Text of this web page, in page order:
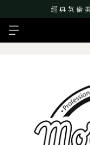
經 典 英 倫